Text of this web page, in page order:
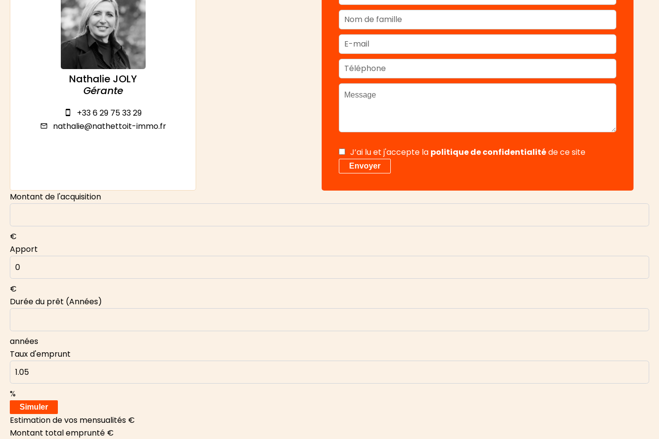
Nathalie JOLY
Gérante
+33 6 29 75 33 29
nathalie@nathettoit-immo.fr
J’ai lu et j'accepte la politique de confidentialitéde ce site
Envoyer
Montant de l'acquisition
€
Apport
€
Durée du prêt (Années)
années
Taux d'emprunt
%
Simuler
Estimation de vos mensualités €
Montant total emprunté €